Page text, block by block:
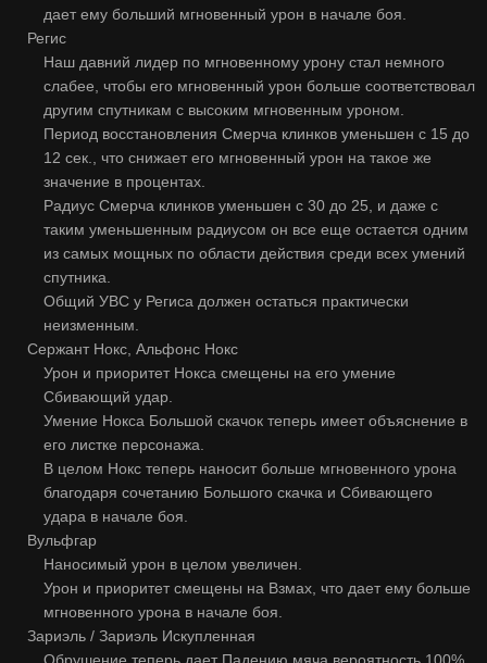
дает ему больший мгновенный урон в начале боя.
Регис
Наш давний лидер по мгновенному урону стал немного
слабее, чтобы его мгновенный урон больше соответствовал
другим спутникам с высоким мгновенным уроном.
Период восстановления Смерча клинков уменьшен с 15 до
12 сек., что снижает его мгновенный урон на такое же
значение в процентах.
Радиус Смерча клинков уменьшен с 30 до 25, и даже с
таким уменьшенным радиусом он все еще остается одним
из самых мощных по области действия среди всех умений
спутника.
Общий УВС у Региса должен остаться практически
неизменным.
Сержант Нокс, Альфонс Нокс
Урон и приоритет Нокса смещены на его умение
Сбивающий удар.
Умение Нокса Большой скачок теперь имеет объяснение в
его листке персонажа.
В целом Нокс теперь наносит больше мгновенного урона
благодаря сочетанию Большого скачка и Сбивающего
удара в начале боя.
Вульфгар
Наносимый урон в целом увеличен.
Урон и приоритет смещены на Взмах, что дает ему больше
мгновенного урона в начале боя.
Зариэль / Зариэль Искупленная